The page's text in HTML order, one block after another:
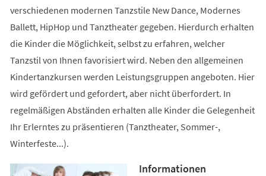
verschiedenen modernen Tanzstile New Dance, Modernes
Ballett, HipHop und Tanztheater gegeben. Hierdurch erhalten
die Kinder die Möglichkeit, selbst zu erfahren, welcher
Tanzstil von Ihnen favorisiert wird. Neben den allgemeinen
Kindertanzkursen werden Leistungsgruppen angeboten. Hier
wird gefördert und gefordert, aber nicht überfordert. In
regelmäßigen Abständen erhalten alle Kinder die Gelegenheit
Ihr Erlerntes zu präsentieren (Tanztheater, Sommer-,
Winterfeste...).
Informationen